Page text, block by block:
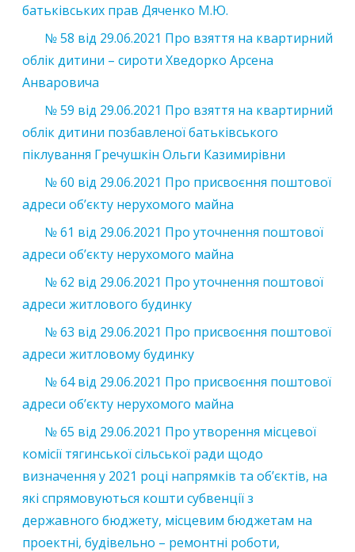
батьківських прав Дяченко М.Ю.
№ 58 від 29.06.2021 Про взяття на квартирний
облік дитини – сироти Хведорко Арсена
Анваровича
№ 59 від 29.06.2021 Про взяття на квартирний
облік дитини позбавленої батьківського
піклування Гречушкін Ольги Казимирівни
№ 60 від 29.06.2021 Про присвоєння поштової
адреси об’єкту нерухомого майна
№ 61 від 29.06.2021 Про уточнення поштової
адреси об’єкту нерухомого майна
№ 62 від 29.06.2021 Про уточнення поштової
адреси житлового будинку
№ 63 від 29.06.2021 Про присвоєння поштової
адреси житловому будинку
№ 64 від 29.06.2021 Про присвоєння поштової
адреси об’єкту нерухомого майна
№ 65 від 29.06.2021 Про утворення місцевої
комісії тягинської сільської ради щодо
визначення у 2021 році напрямків та об’єктів, на
які спрямовуються кошти субвенції з
державного бюджету, місцевим бюджетам на
проектні, будівельно – ремонтні роботи,